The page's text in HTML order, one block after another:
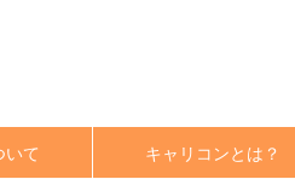
いて キャリコンとは？